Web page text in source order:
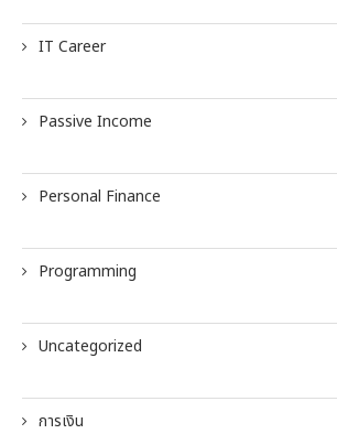
IT Career
Passive Income
Personal Finance
Programming
Uncategorized
การเงิน